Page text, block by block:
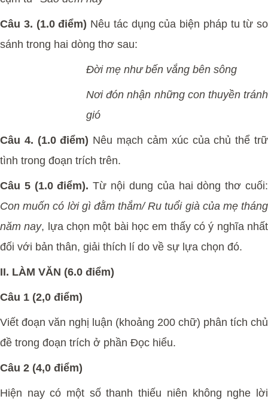
Câu 3. (1.0 điểm) Nêu tác dụng của biện pháp tu từ so
sánh trong hai dòng thơ sau:
Đời mẹ như bến vắng bên sông
Nơi đón nhận những con thuyền tránh
gió
Câu 4. (1.0 điểm) Nêu mạch cảm xúc của chủ thể trữ
tình trong đoạn trích trên.
Câu 5 (1.0 điểm). Từ nội dung của hai dòng thơ cuối:
Con muốn có lời gì đằm thắm/ Ru tuổi già của mẹ tháng
năm nay, lựa chọn một bài học em thấy có ý nghĩa nhất
đối với bản thân, giải thích lí do về sự lựa chọn đó.
II. LÀM VĂN (6.0 điểm)
Câu 1 (2,0 điểm)
Viết đoạn văn nghị luận (khoảng 200 chữ) phân tích chủ
đề trong đoạn trích ở phần Đọc hiểu.
Câu 2 (4,0 điểm)
Hiện nay có một số thanh thiếu niên không nghe lời